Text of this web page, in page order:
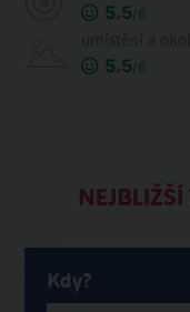
5.5/6
5.5/6
Kdy?